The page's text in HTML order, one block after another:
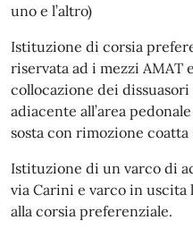
uno e l’altro)
Istituzione di corsia
riservata ad i mezzi AMAT
collocazione dei
adiacente all’area
sosta con rimozione
Istituzione di un varco di
via Carini e varco in
alla corsia preferenziale.